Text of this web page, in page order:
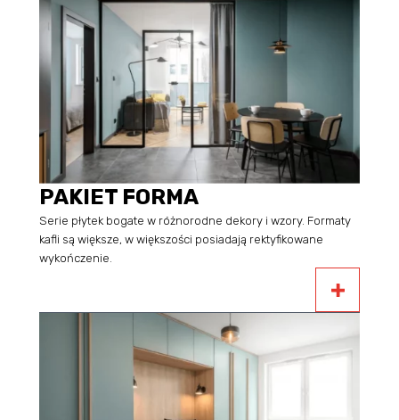
PAKIET FORMA
Serie płytek bogate w różnorodne dekory i wzory. Formaty
kafli są większe, w większości posiadają rektyfikowane
wykończenie.